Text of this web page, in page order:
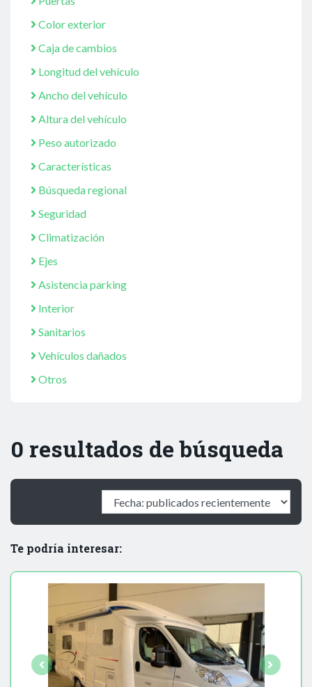
Color exterior
Caja de cambios
Longitud del vehículo
Ancho del vehículo
Altura del vehículo
Peso autorizado
Características
Búsqueda regional
Seguridad
Climatización
Ejes
Asistencia parking
Interior
Sanitarios
Vehículos dañados
Otros
0 resultados de búsqueda
Te podría interesar: